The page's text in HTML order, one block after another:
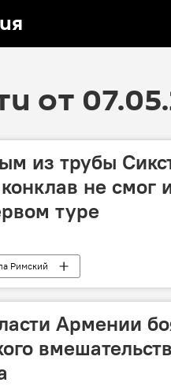
от
из трубы
не смог
туре
Римский
Армении